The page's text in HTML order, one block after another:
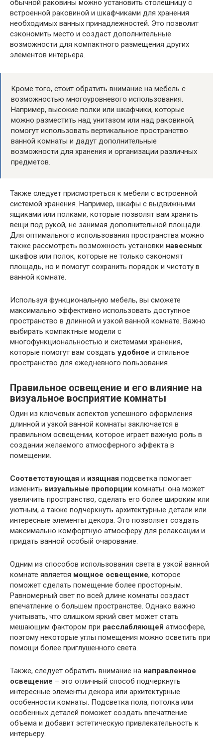
обычной раковины можно установить столешницу с
встроенной раковиной и шкафчиками для хранения
необходимых ванных принадлежностей. Это позволит
сэкономить место и создаст дополнительные
возможности для компактного размещения других
элементов интерьера.
Кроме того, стоит обратить внимание на мебель с
возможностью многоуровневого использования.
Например, высокие полки или шкафчики, которые
можно разместить над унитазом или над раковиной,
помогут использовать вертикальное пространство
ванной комнаты и дадут дополнительные
возможности для хранения и организации различных
предметов.
Также следует присмотреться к мебели с встроенной
системой хранения. Например, шкафы с выдвижными
ящиками или полками, которые позволят вам хранить
вещи под рукой, не занимая дополнительной площади.
Для оптимального использования пространства можно
также рассмотреть возможность установки навесных
шкафов или полок, которые не только сэкономят
площадь, но и помогут сохранить порядок и чистоту в
ванной комнате.
Используя функциональную мебель, вы сможете
максимально эффективно использовать доступное
пространство в длинной и узкой ванной комнате. Важно
выбирать компактные модели с
многофункциональностью и системами хранения,
которые помогут вам создать удобное и стильное
пространство для ежедневного пользования.
Правильное освещение и его влияние на
визуальное восприятие комнаты
Один из ключевых аспектов успешного оформления
длинной и узкой ванной комнаты заключается в
правильном освещении, которое играет важную роль в
создании желаемого атмосферного эффекта в
помещении.
Соответствующая и изящная подсветка помогает
изменить визуальные пропорции комнаты: она может
увеличить пространство, сделать его более широким или
уютным, а также подчеркнуть архитектурные детали или
интересные элементы декора. Это позволяет создать
максимально комфортную атмосферу для релаксации и
придать ванной особый очарование.
Одним из способов использования света в узкой ванной
комнате является мощное освещение, которое
поможет сделать помещение более просторным.
Равномерный свет по всей длине комнаты создаст
впечатление о большем пространстве. Однако важно
учитывать, что слишком яркий свет может стать
мешающим фактором при расслабляющей атмосфере,
поэтому некоторые углы помещения можно осветить при
помощи более приглушенного света.
Также, следует обратить внимание на направленное
освещение – это отличный способ подчеркнуть
интересные элементы декора или архитектурные
особенности комнаты. Подсветка пола, потолка или
особенных деталей поможет создать впечатление
объема и добавит эстетическую привлекательность к
интерьеру.